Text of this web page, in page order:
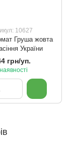
10627
Груша жовта
України
грн/уп.